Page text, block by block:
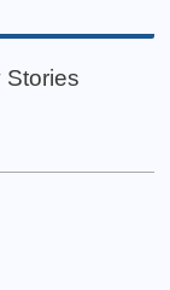
Stories